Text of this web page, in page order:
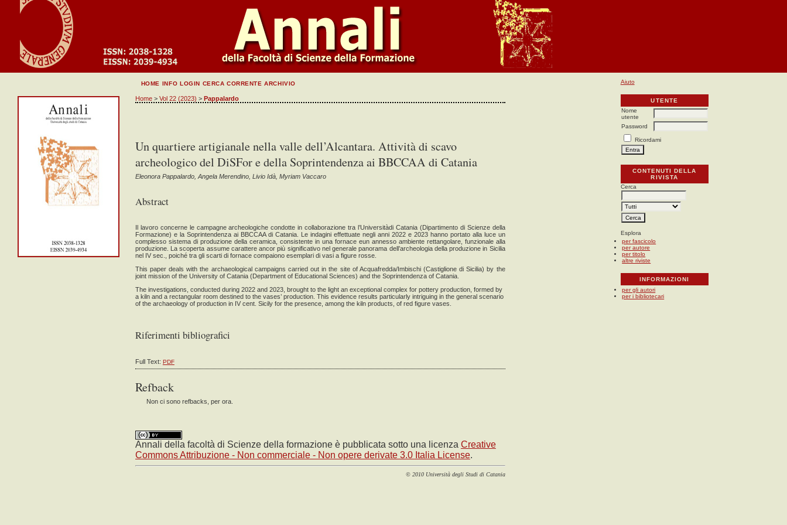
Aiuto
UTENTE
Nome
utente
Password
Ricordami
CONTENUTI DELLA
RIVISTA
Cerca
Esplora
per fascicolo
per autore
per titolo
altre riviste
INFORMAZIONI
per gli autori
per i bibliotecari
HOME INFO LOGIN CERCA CORRENTE ARCHIVIO
Home> Vol 22 (2023) > Pappalardo
Un quartiere artigianale nella valle dell’Alcantara. Attività di scavo
archeologico del DiSFor e della Soprintendenza ai BBCCAA di Catania
Eleonora Pappalardo, Angela Merendino, Livio Idà, Myriam Vaccaro
Abstract
Il lavoro concerne le campagne archeologiche condotte in collaborazione tra l’Universitàdi Catania (Dipartimento di Scienze della
Formazione) e la Soprintendenza ai BBCCAA di Catania. Le indagini effettuate negli anni 2022 e 2023 hanno portato alla luce un
complesso sistema di produzione della ceramica, consistente in una fornace eun annesso ambiente rettangolare, funzionale alla
produzione. La scoperta assume carattere ancor più significativo nel generale panorama dell’archeologia della produzione in Sicilia
nel IV sec., poiché tra gli scarti di fornace compaiono esemplari di vasi a figure rosse.
This paper deals with the archaeological campaigns carried out in the site of Acquafredda/Imbischi (Castiglione di Sicilia) by the
joint mission of the University of Catania (Department of Educational Sciences) and the Soprintendenza of Catania.
The investigations, conducted during 2022 and 2023, brought to the light an exceptional complex for pottery production, formed by
a kiln and a rectangular room destined to the vases’ production. This evidence results particularly intriguing in the general scenario
of the archaeology of production in IV cent. Sicily for the presence, among the kiln products, of red figure vases.
Riferimenti bibliografici
Full Text: PDF
Refback
Non ci sono refbacks, per ora.
Annali della facoltà di Scienze della formazione è pubblicata sotto una licenza Creative
Commons Attribuzione - Non commerciale - Non opere derivate 3.0 Italia License.
© 2010 Università degli Studi di Catania